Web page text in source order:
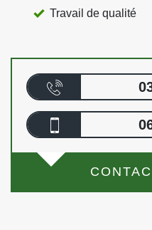
Travail de qualité